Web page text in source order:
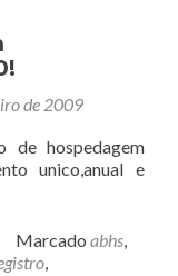
de 2009
de hospedagem
unico,anual e
Marcado abhs,
,